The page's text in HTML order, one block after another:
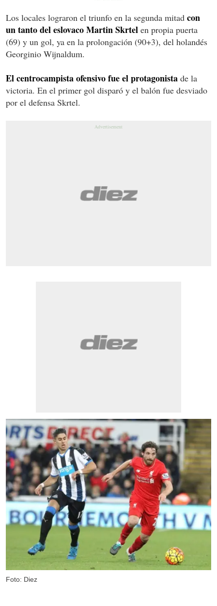
Los locales lograron el triunfo en la segunda mitad con
un tanto del eslovaco Martin Skrtel en propia puerta
(69) y un gol, ya en la prolongación (90+3), del holandés
Georginio Wijnaldum.
El centrocampista ofensivo fue el protagonista de la
victoria. En el primer gol disparó y el balón fue desviado
por el defensa Skrtel.
Foto: Diez